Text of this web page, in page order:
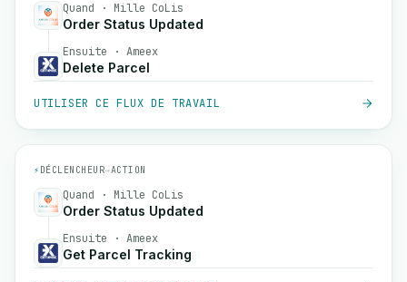
Quand · Mille CoLis
Order Status Updated
Ensuite · Ameex
Delete Parcel
UTILISER CE FLUX DE TRAVAIL
⚡ DÉCLENCHEUR→ACTION
Quand · Mille CoLis
Order Status Updated
Ensuite · Ameex
Get Parcel Tracking